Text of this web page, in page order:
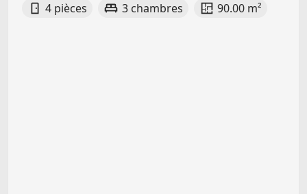
4 pièces 3 chambres 90.00 m²